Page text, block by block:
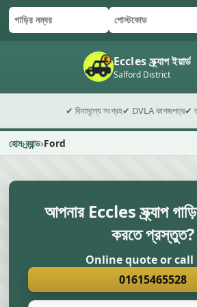
গাড়ির নম্বর
পোস্টকোড
ফর্ম জমা দিন
Eccles স্ক্র্যাপ ইয়ার্ড
Salford District
✔ বিনামূল্যে সংগ্রহ✔ DVLA কাগজপত্র✔
হোম ব্র্যান্ড Ford
আপনার Eccles স্ক্র্যাপ
করতে প্রস্তুত?
Online quote or call
01615465528